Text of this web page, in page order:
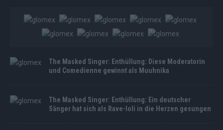
The Masked Singer: Enthüllung: Diese Moderatorin
und Comedienne gewinnt als Muuhnika
The Masked Singer: Enthüllung: Ein deutscher
Sänger hat sich als Rave-Ioli in die Herzen gesungen